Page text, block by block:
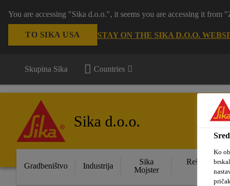
You are accessing "Sika d.o.o.", it seems you are accessing it
TO SIKA USA STAY ON THE SIKA D.O.O.
Skupina Sika Countries
Sika d.o.o.
Gradbeništvo Industrija
Sika
Mojster
Rešitve za
Ko